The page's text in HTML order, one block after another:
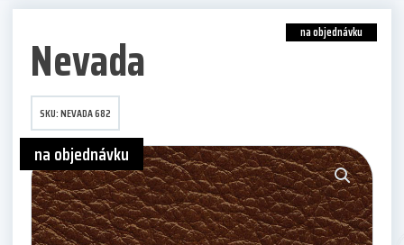
Nevada
SKU:NEVADA 682
na objednávku
na objednávku